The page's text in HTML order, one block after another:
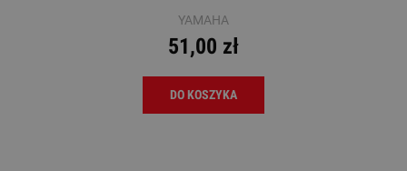
YAMAHA
51,00 zł
DO KOSZYKA